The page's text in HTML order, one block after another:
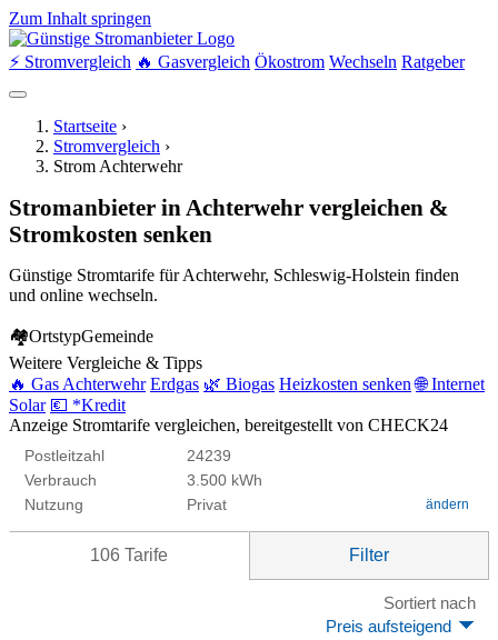
Zum Inhalt springen
⚡ Stromvergleich 🔥 Gasvergleich Ökostrom Wechseln Ratgeber
Startseite ›
Stromvergleich ›
Strom Achterwehr
Stromanbieter in Achterwehr vergleichen &
Stromkosten senken
Günstige Stromtarife für Achterwehr, Schleswig-Holstein finden
und online wechseln.
🏘OrtstypGemeinde
Weitere Vergleiche & Tipps
🔥 Gas Achterwehr Erdgas 🌿 Biogas Heizkosten senken 🌐 Internet
Solar 💶 *Kredit
Anzeige Stromtarife vergleichen, bereitgestellt von CHECK24